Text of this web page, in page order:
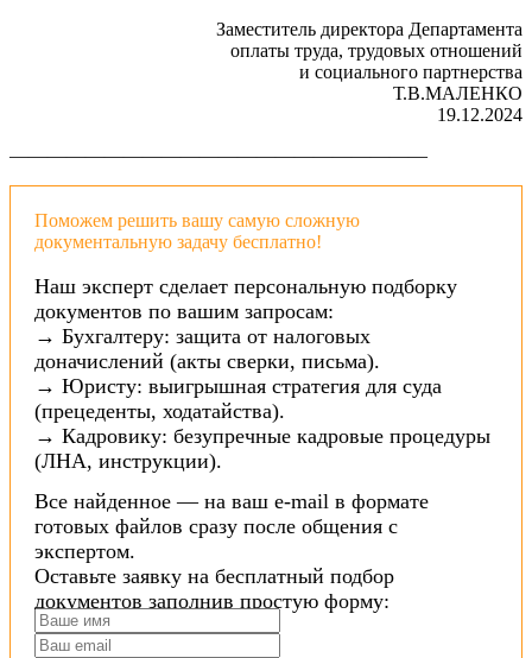
Заместитель директора Департамента
оплаты труда, трудовых отношений
и социального партнерства
Т.В.МАЛЕНКО
19.12.2024
——————————————————————
Поможем решить вашу самую сложную
документальную задачу бесплатно!
Наш эксперт сделает персональную подборку
документов по вашим запросам:
→ Бухгалтеру: защита от налоговых
доначислений (акты сверки, письма).
→ Юристу: выигрышная стратегия для суда
(прецеденты, ходатайства).
→ Кадровику: безупречные кадровые процедуры
(ЛНА, инструкции).
Все найденное — на ваш e-mail в формате
готовых файлов сразу после общения с
экспертом.
Оставьте заявку на бесплатный подбор
документов заполнив простую форму: